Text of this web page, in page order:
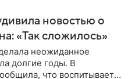
новостью о
«Так сложилось»
неожиданное
долгие годы. В
что воспитывает